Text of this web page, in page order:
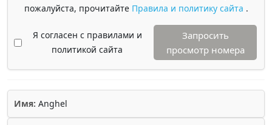
пожалуйста, прочитайте Правила и политику сайта .
Я согласен с правилами и
политикой сайта
Запросить
просмотр номера
Имя: Anghel